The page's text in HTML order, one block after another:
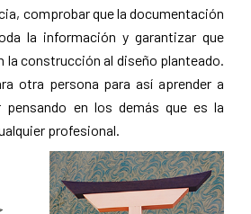
comprobar que la documentación
la información y garantizar que
la construcción al diseño planteado.
otra persona para así aprender a
pensando en los demás que es la
profesional.